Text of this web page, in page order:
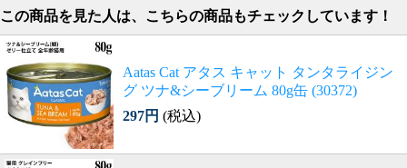
この商品を見た人は、こちらの商品もチェックしています！
Aatas Cat アタス キャット タンタライジン
グ ツナ&シーブリーム 80g缶 (30372)
297円 (税込)